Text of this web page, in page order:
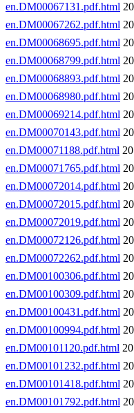
en.DM00067131.pdf.html
en.DM00067262.pdf.html
en.DM00068695.pdf.html
en.DM00068799.pdf.html
en.DM00068893.pdf.html
en.DM00068980.pdf.html
en.DM00069214.pdf.html
en.DM00070143.pdf.html
en.DM00071188.pdf.html
en.DM00071765.pdf.html
en.DM00072014.pdf.html
en.DM00072015.pdf.html
en.DM00072019.pdf.html
en.DM00072126.pdf.html
en.DM00072262.pdf.html
en.DM00100306.pdf.html
en.DM00100309.pdf.html
en.DM00100431.pdf.html
en.DM00100994.pdf.html
en.DM00101120.pdf.html
en.DM00101232.pdf.html
en.DM00101418.pdf.html
en.DM00101792.pdf.html